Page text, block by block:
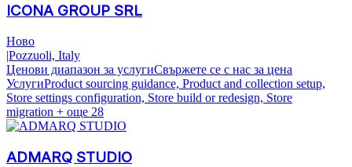
ICONA GROUP SRL
Ново
|Pozzuoli, Italy
Ценови диапазон за услугиСвържете се с нас за цена
УслугиProduct sourcing guidance, Product and collection setup,
Store settings configuration, Store build or redesign, Store
migration + още 28
ADMARQ STUDIO